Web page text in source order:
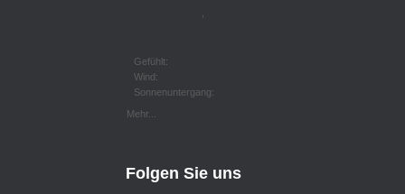
,
Gefühlt:
Wind:
Sonnenuntergang:
Mehr...
Folgen Sie uns